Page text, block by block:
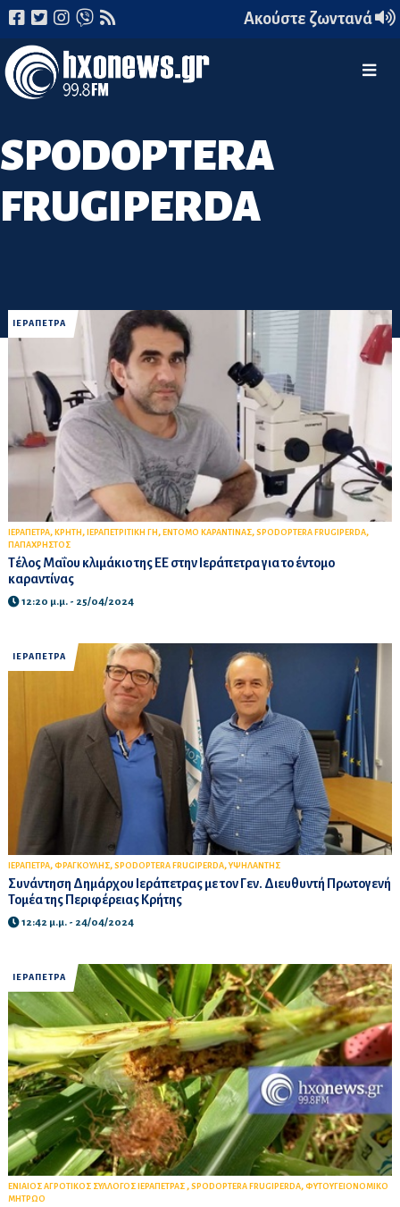
Ακούστε ζωντανά
SPODOPTERA
FRUGIPERDA
ΙΕΡΑΠΕΤΡΑ
ΙΕΡΑΠΕΤΡΑ, ΚΡΗΤΗ , ΙΕΡΑΠΕΤΡΙΤΙΚΗ ΓΗ , ΕΝΤΟΜΟ ΚΑΡΑΝΤΙΝΑΣ, SPODOPTERA FRUGIPERDA,
ΠΑΠΑΧΡΗΣΤΟΣ
Τέλος Μαΐου κλιμάκιο της ΕΕ στην Ιεράπετρα για το έντομο
καραντίνας
12:20 μ.μ. - 25/04/2024
ΙΕΡΑΠΕΤΡΑ
ΙΕΡΑΠΕΤΡΑ, ΦΡΑΓΚΟΥΛΗΣ, SPODOPTERA FRUGIPERDA, ΥΨΗΛΑΝΤΗΣ
Συνάντηση Δημάρχου Ιεράπετρας με τον Γεν. Διευθυντή Πρωτογενή
Τομέα της Περιφέρειας Κρήτης
12:42 μ.μ. - 24/04/2024
ΙΕΡΑΠΕΤΡΑ
ΕΝΙΑΙΟΣ ΑΓΡΟΤΙΚΟΣ ΣΥΛΛΟΓΟΣ ΙΕΡΑΠΕΤΡΑΣ , SPODOPTERA FRUGIPERDA, ΦΥΤΟΥΓΕΙΟΝΟΜΙΚΟ
ΜΗΤΡΩΟ